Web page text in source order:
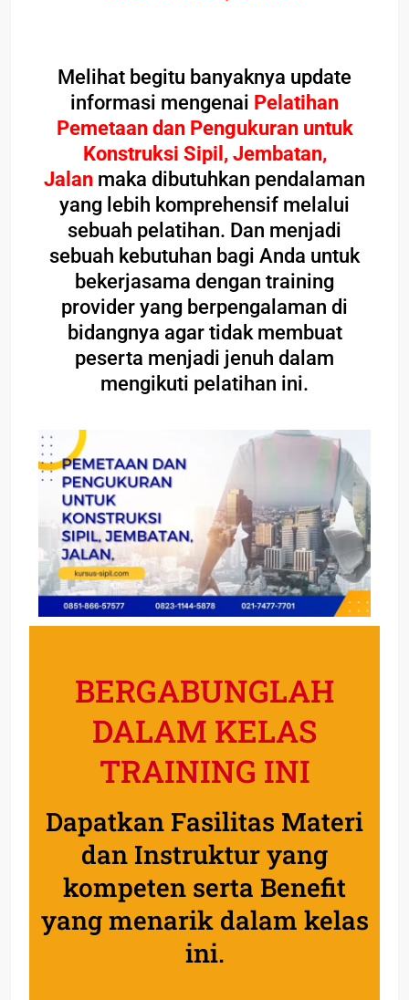
Melihat begitu banyaknya update
informasi mengenai Pelatihan
Pemetaan dan Pengukuran untuk
Konstruksi Sipil, Jembatan,
Jalan maka dibutuhkan pendalaman
yang lebih komprehensif melalui
sebuah pelatihan. Dan menjadi
sebuah kebutuhan bagi Anda untuk
bekerjasama dengan training
provider yang berpengalaman di
bidangnya agar tidak membuat
peserta menjadi jenuh dalam
mengikuti pelatihan ini.
BERGABUNGLAH
DALAM KELAS
TRAINING INI
Dapatkan Fasilitas Materi
dan Instruktur yang
kompeten serta Benefit
yang menarik dalam kelas
ini.